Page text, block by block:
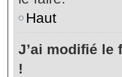
Haut
J’ai modifié le
!